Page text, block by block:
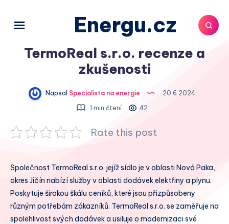
Energu.cz
TermoReal s.r.o. recenze a
zkušenosti
Napsal Specialista na energie
20.6.2024
1 min čtení
42
Rate this post
Společnost TermoReal s.r.o. jejíž sídlo je v oblasti Nová Paka,
okres Jičín nabízí služby v oblasti dodávek elektřiny a plynu.
Poskytuje širokou škálu ceníků, které jsou přizpůsobeny
různým potřebám zákazníků. TermoReal s.r.o. se zaměřuje na
spolehlivost svých dodávek a usiluje o modernizaci své